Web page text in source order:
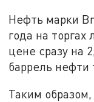
Нефть марки
года на
цене сразу на
баррель нефти
Таким